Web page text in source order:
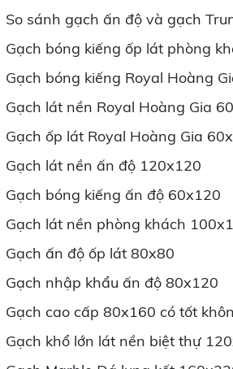
So sánh gạch ấn độ và gạch
Gạch bóng kiếng ốp lát phòng
Gạch bóng kiếng Royal Hoàng
Gạch lát nền Royal Hoàng Gia
Gạch ốp lát Royal Hoàng Gia
Gạch lát nền ấn độ 120x120
Gạch bóng kiếng ấn độ 60x120
Gạch lát nền phòng khách
Gạch ấn độ ốp lát 80x80
Gạch nhập khẩu ấn độ 80x120
Gạch cao cấp 80x160 có tốt
Gạch khổ lớn lát nền biệt thự